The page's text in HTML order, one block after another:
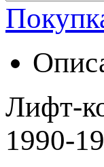
Лифт-
1990-